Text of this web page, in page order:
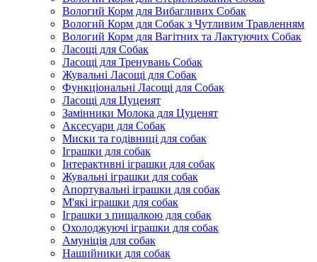
Вологий Корм для Вибагливих Собак
Вологий Корм для Собак з Чутливим Травленням
Вологий Корм для Вагітних та Лактуючих Собак
Ласощі для Собак
Ласощі для Тренувань Собак
Жувальні Ласощі для Собак
Функціональні Ласощі для Собак
Ласощі для Цуценят
Замінники Молока для Цуценят
Аксесуари для Собак
Миски та годівниці для собак
Іграшки для собак
Інтерактивні іграшки для собак
Жувальні іграшки для собак
Апортувальні іграшки для собак
М'які іграшки для собак
Іграшки з пищалкою для собак
Охолоджуючі іграшки для собак
Амуніція для собак
Нашийники для собак